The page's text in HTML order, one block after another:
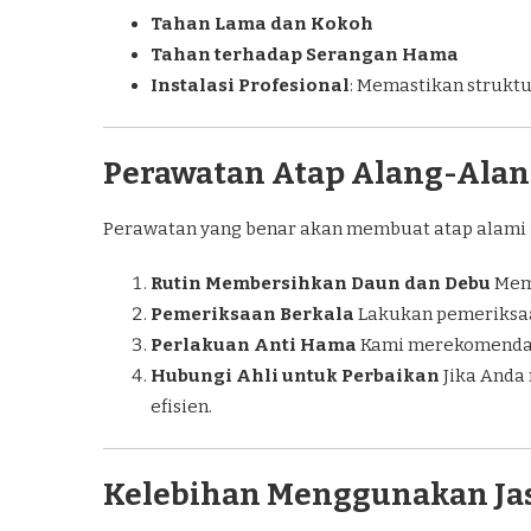
Tahan Lama dan Kokoh
Tahan terhadap Serangan Hama
Instalasi Profesional: Memastikan
Perawatan Atap Alang-
Perawatan yang benar akan membuat atap
Rutin Membersihkan Daun dan Debu
Pemeriksaan Berkala Lakukan
Perlakuan Anti Hama Kami
Hubungi Ahli untuk Perbaikan Jika
efisien.
Kelebihan Menggunakan